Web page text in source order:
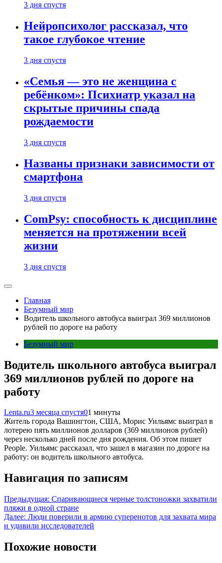
3 дня спустя
Нейропсихолог рассказал, что
такое глубокое чтение
3 дня спустя
«Семья — это не женщина с
ребёнком»: Психиатр указал на
скрытые причины спада
рождаемости
3 дня спустя
Названы признаки зависимости от
смартфона
3 дня спустя
ComPsy: способность к дисциплине
меняется на протяжении всей
жизни
3 дня спустя
Главная
Безумный мир
Водитель школьного автобуса выиграл 369 миллионов
рублей по дороге на работу
Безумный мир
Водитель школьного автобуса выиграл
369 миллионов рублей по дороге на
работу
Lenta.ru3 месяца спустя01 минуты
Житель города Вашингтон, США, Морис Уильямс выиграл в
лотерею пять миллионов долларов (369 миллионов рублей)
через несколько дней после дня рождения. Об этом пишет
People. Уильямс рассказал, что зашел в магазин по дороге на
работу: он водитель школьного автобуса.
Навигация по записям
Предыдущая: Спаривающиеся черные толстоножки захватили
пляжи в одной стране
Далее: Люди поверили в армию суперенотов для захвата мира
и удивили исследователей
Похожие новости